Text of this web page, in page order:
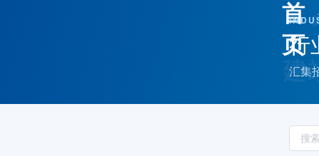
首
页
行
汇集